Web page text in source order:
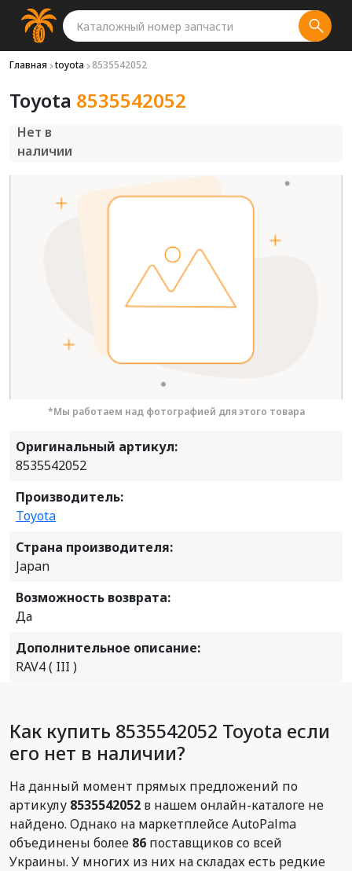
Главная toyota 8535542052
Toyota 8535542052
Нет в
наличии
*Мы работаем над фотографией для этого товара
Оригинальный артикул:
8535542052
Производитель:
Toyota
Страна производителя:
Japan
Возможность возврата:
Да
Дополнительное описание:
RAV4 ( III )
Как купить 8535542052 Toyota если
его нет в наличии?
На данный момент прямых предложений по
артикулу 8535542052 в нашем онлайн-каталоге не
найдено. Однако на маркетплейсе AutoPalma
объединены более 86 поставщиков со всей
Украины. У многих из них на складах есть редкие